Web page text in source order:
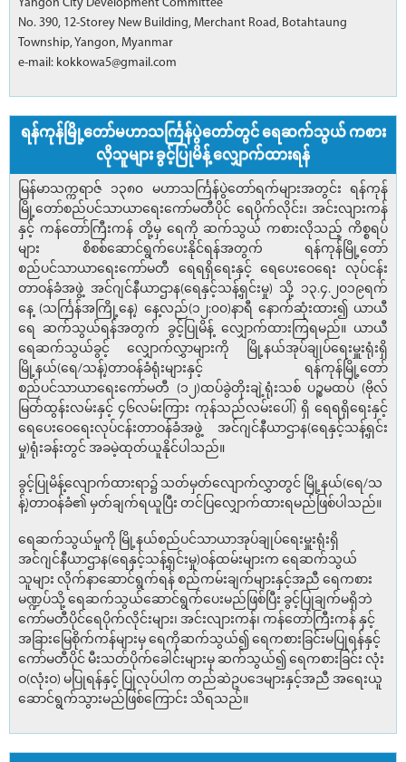
Yangon City Development Committee
No. 390, 12-Storey New Building, Merchant Road, Botahtaung
Township, Yangon, Myanmar
e-mail: kokkowa5@gmail.com
ရန်ကုန်မြို့တော်မဟာသင်္ကြန်ပွဲတော်တွင် ရေဆက်သွယ် ကစား
လိုသူများ ခွင့်ပြုမိန့် လျှောက်ထားရန်
မြန်မာသက္ကရာဇ် ၁၃၈၀ မဟာသင်္ကြန်ပွဲတော်ရက်များအတွင်း ရန်ကုန်
မြို့တော်စည်ပင်သာယာရေးကော်မတီပိုင် ရေပိုက်လိုင်း၊ အင်းလျားကန်
နှင့် ကန်တော်ကြီးကန် တို့မှ ရေကို ဆက်သွယ် ကစားလိုသည့် ကိစ္စရပ်
များ စိစစ်ဆောင်ရွက်ပေးနိုင်ရန်အတွက် ရန်ကုန်မြို့တော်
စည်ပင်သာယာရေးကော်မတီ ရေရရှိရေးနှင့် ရေပေးဝေရေး လုပ်ငန်း
တာဝန်ခံအဖွဲ့ အင်ဂျင်နီယာဌာန(ရေနှင့်သန့်ရှင်းမှု) သို့ ၁၃.၄.၂၀၁၉ရက်
နေ့ (သင်္ကြန်အကြို့နေ့) နေ့လည်(၁၂:၀၀)နာရီ နောက်ဆုံးထား၍ ယာယီ
ရေ ဆက်သွယ်ရန်အတွက် ခွင့်ပြုမိန့် လျှောက်ထားကြရမည်။ ယာယီ
ရေဆက်သွယ်ခွင့် လျှောက်လွှာများကို မြို့နယ်အုပ်ချုပ်ရေးမှူးရုံးရှိ
မြို့နယ်(ရေ/သန့်)တာဝန်ခံရုံးများနှင့် ရန်ကုန်မြို့တော်
စည်ပင်သာယာရေးကော်မတီ (၁၂)ထပ်ခွဲတိုးချဲ့ရုံးသစ် ပဉ္စမထပ် (ဗိုလ်
မြတ်ထွန်းလမ်းနှင့် ၄၆လမ်းကြား ကုန်သည်လမ်းပေါ်) ရှိ ရေရရှိရေးနှင့်
ရေပေးဝေရေးလုပ်ငန်းတာဝန်ခံအဖွဲ့ အင်ဂျင်နီယာဌာန(ရေနှင့်သန့်ရှင်း
မှု)ရုံးခန်းတွင် အခမဲ့ထုတ်ယူနိုင်ပါသည်။
ခွင့်ပြုမိန့်လျောက်ထားရာ၌ သတ်မှတ်လျောက်လွှာတွင် မြို့နယ်(ရေ/သ
န့်)တာဝန်ခံ၏ မှတ်ချက်ရယူပြီး တင်ပြလျှောက်ထားရမည်ဖြစ်ပါသည်။
ရေဆက်သွယ်မှုကို မြို့နယ်စည်ပင်သာယာအုပ်ချုပ်ရေးမှူးရုံးရှိ
အင်ဂျင်နီယာဌာန(ရေနှင့်သန့်ရှင်းမှု)ဝန်ထမ်းများက ရေဆက်သွယ်
သူများ လိုက်နာဆောင်ရွက်ရန် စည်ကမ်းချက်များနှင့်အညီ ရေကစား
မဏ္ဍပ်သို့ ရေဆက်သွယ်ဆောင်ရွက်ပေးမည်ဖြစ်ပြီး ခွင့်ပြုချက်မရှိဘဲ
ကော်မတီပိုင်ရေပိုက်လိုင်းများ၊ အင်းလျားကန်၊ ကန်တော်ကြီးကန် နှင့်
အခြားမြေစိုက်ကန်များမှ ရေကိုဆက်သွယ်၍ ရေကစားခြင်းမပြုရန်နှင့်
ကော်မတီပိုင် မီးသတ်ပိုက်ခေါင်းများမှ ဆက်သွယ်၍ ရေကစားခြင်း လုံး
ဝ(လုံးဝ) မပြုရန်နှင့် ပြုလုပ်ပါက တည်ဆဲဥပဒေများနှင့်အညီ အရေးယူ
ဆောင်ရွက်သွားမည်ဖြစ်ကြောင်း သိရသည်။